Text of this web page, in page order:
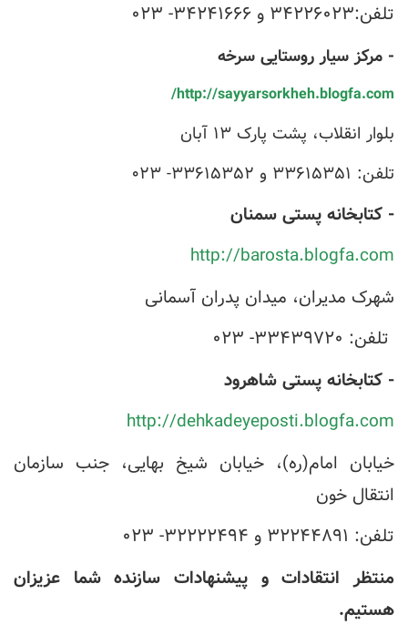
تلفن:۳۴۲۲۶۰۲۳ و ۳۴۲۴۱۶۶۶- ۰۲۳
- مرکز سیار روستایی سرخه
http://sayyarsorkheh.blogfa.com/
بلوار انقلاب، پشت پارک ۱۳ آبان
تلفن: ۳۳۶۱۵۳۵۱ و ۳۳۶۱۵۳۵۲- ۰۲۳
- کتابخانه پستی سمنان
http://barosta.blogfa.com
شهرک مدیران، میدان پدران آسمانی
تلفن: ۳۳۴۳۹۷۲۰- ۰۲۳
- کتابخانه پستی شاهرود
http://dehkadeyeposti.blogfa.com
خیابان امام(ره)، خیابان شیخ بهایی، جنب سازمان
انتقال خون
تلفن: ۳۲۲۴۴۸۹۱ و ۳۲۲۲۲۴۹۴- ۰۲۳
منتظر انتقادات و پیشنهادات سازنده شما عزیزان
هستیم.